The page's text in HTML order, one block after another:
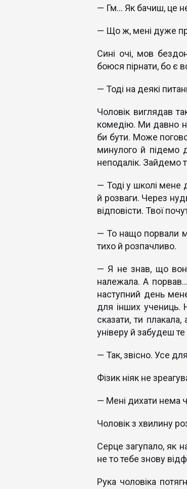
— Гм… Як бачиш, це
— Що ж, мені дуже
Сині очі, мов
боюся пірнати, бо є
— Тоді на деякі
Чоловік виглядав
комедію. Ми давно
би бути. Може
минулого й підемо
неподалік. Зайдемо
— Тоді у школі мене
й розваги. Через
відповісти. Твої
— То нащо порвали
тихо й розпачливо.
— Я не знав, що
належала. А
наступний день
для інших учениць.
сказати, ти
універу й забудеш те
— Так, звісно. Усе
Фізик ніяк не
— Мені дихати нема
Чоловік з хвилину
Серце загупало, як
не то тебе знову
Рука чоловіка